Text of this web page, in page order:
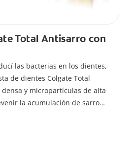
Total Antisarro con
las bacterias en los dientes,
de dientes Colgate Total
y micropartículas de alta
la acumulación de sarro